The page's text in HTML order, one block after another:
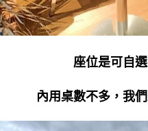
座位是可自
內用桌數不多，我